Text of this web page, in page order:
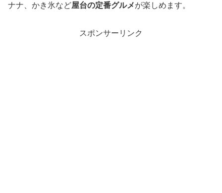
ナナ、かき氷など屋台の定番グルメが楽しめます。
スポンサーリンク